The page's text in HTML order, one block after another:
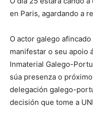
en Paris, agardando a
O actor galego
manifestar o seu apoio
Inmaterial Galego-
súa presenza o
delegación galego-
decisión que tome a